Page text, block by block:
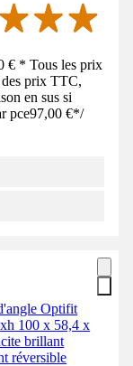
€ * Tous les prix
prix TTC,
en sus si
pce97,00 €*/
Optifit
100 x 58,4 x
brillant
réversible